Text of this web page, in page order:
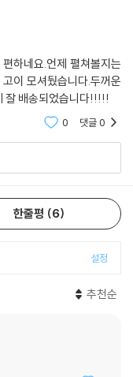
하네요.언제 펼쳐볼지는
이 모셔뒀습니다.두꺼운
잘 배송되었습니다!!!!!
0 댓글0
한줄평 6
설정
추천순